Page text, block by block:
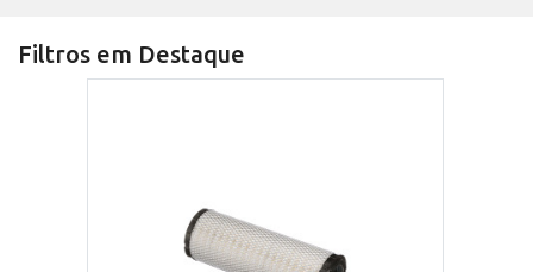
Filtros em Destaque